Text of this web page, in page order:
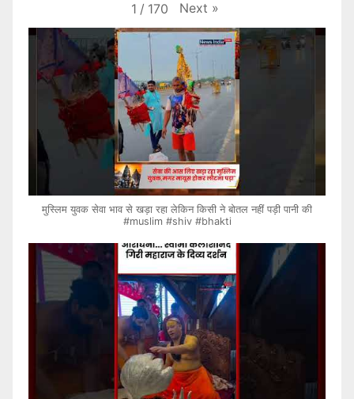
1 / 170 Next »
मुस्लिम युवक सेवा भाव से खड़ा रहा लेकिन किसी ने बोतल नहीं पड़ी पानी की
#muslim #shiv #bhakti